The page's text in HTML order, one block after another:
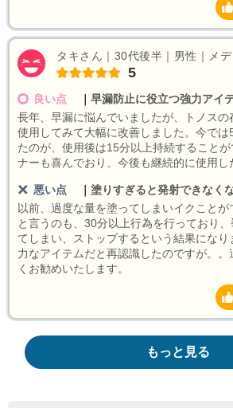
タキさん｜30代後半｜男性｜メ
5
良い点
早漏防止に役立つ強力アイ
長年、早漏に悩んでいましたが、トノスの
使用してみて大幅に改善しました。今で
たのが、使用後は15分以上持続すること
ナーも喜んでおり、今後も継続的に使用し
悪い点
塗りすぎると発射できなく
以前、過度な量を塗ってしまいイクことが
と言うのも、30分以上行為を行っており
てしまい、ストップするという結果になり
力なアイテムだと再認識したのですが。。
くお勧めいたします。
もっと見る